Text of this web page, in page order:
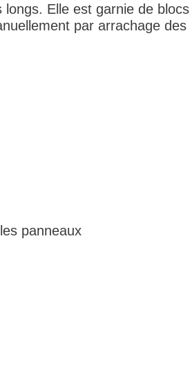
Elle est garnie de blocs
par arrachage des
panneaux